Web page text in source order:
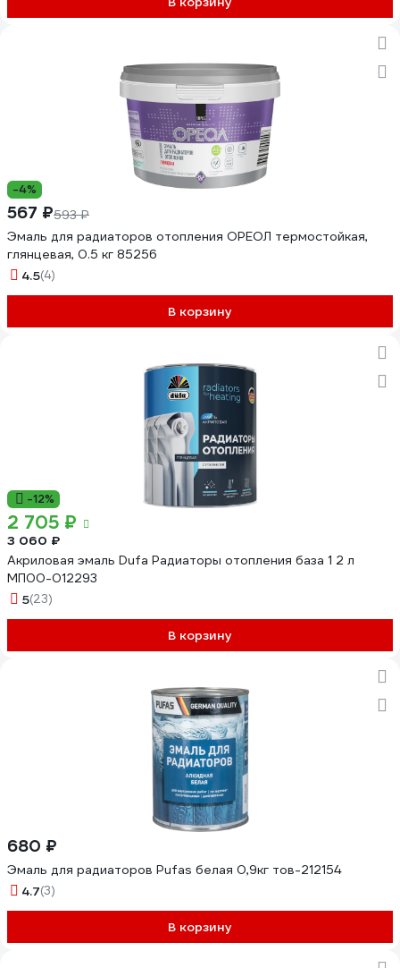
-4%
567 ₽593 ₽
Эмаль для радиаторов отопления ОРЕОЛ термостойкая,
глянцевая, 0.5 кг 85256
4.5(4)
В корзину
-12%
2 705 ₽
3 060 ₽
Акриловая эмаль Dufa Радиаторы отопления база 1 2 л
МП00-012293
5(23)
В корзину
680 ₽
Эмаль для радиаторов Pufas белая 0,9кг тов-212154
4.7(3)
В корзину